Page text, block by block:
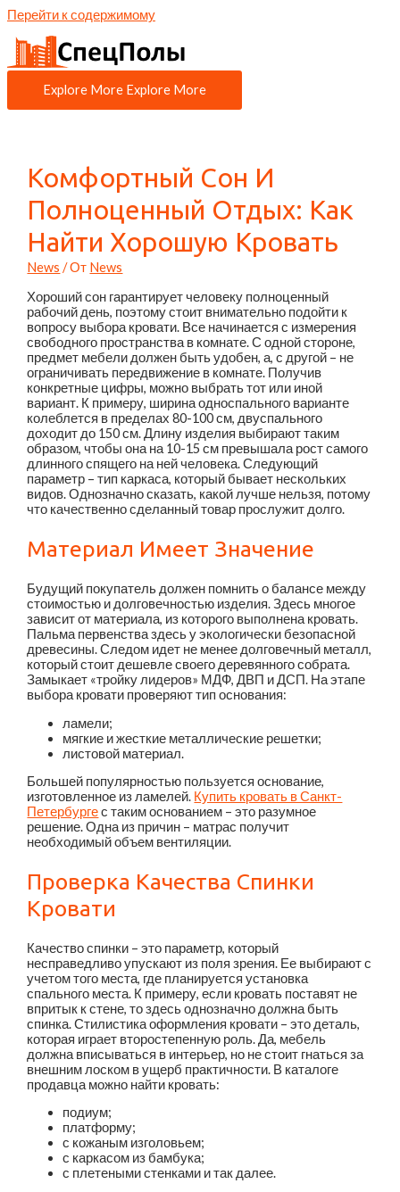
Перейти к содержимому
Explore More Explore More
Комфортный Сон И
Полноценный Отдых: Как
Найти Хорошую Кровать
News / От News
Хороший сон гарантирует человеку полноценный
рабочий день, поэтому стоит внимательно подойти к
вопросу выбора кровати. Все начинается с измерения
свободного пространства в комнате. С одной стороне,
предмет мебели должен быть удобен, а, с другой – не
ограничивать передвижение в комнате. Получив
конкретные цифры, можно выбрать тот или иной
вариант. К примеру, ширина односпального варианте
колеблется в пределах 80-100 см, двуспального
доходит до 150 см. Длину изделия выбирают таким
образом, чтобы она на 10-15 см превышала рост самого
длинного спящего на ней человека. Следующий
параметр – тип каркаса, который бывает нескольких
видов. Однозначно сказать, какой лучше нельзя, потому
что качественно сделанный товар прослужит долго.
Материал Имеет Значение
Будущий покупатель должен помнить о балансе между
стоимостью и долговечностью изделия. Здесь многое
зависит от материала, из которого выполнена кровать.
Пальма первенства здесь у экологически безопасной
древесины. Следом идет не менее долговечный металл,
который стоит дешевле своего деревянного собрата.
Замыкает «тройку лидеров» МДФ, ДВП и ДСП. На этапе
выбора кровати проверяют тип основания:
ламели;
мягкие и жесткие металлические решетки;
листовой материал.
Большей популярностью пользуется основание,
изготовленное из ламелей. Купить кровать в Санкт-
Петербургес таким основанием – это разумное
решение. Одна из причин – матрас получит
необходимый объем вентиляции.
Проверка Качества Спинки
Кровати
Качество спинки – это параметр, который
несправедливо упускают из поля зрения. Ее выбирают с
учетом того места, где планируется установка
спального места. К примеру, если кровать поставят не
впритык к стене, то здесь однозначно должна быть
спинка. Стилистика оформления кровати – это деталь,
которая играет второстепенную роль. Да, мебель
должна вписываться в интерьер, но не стоит гнаться за
внешним лоском в ущерб практичности. В каталоге
продавца можно найти кровать:
подиум;
платформу;
с кожаным изголовьем;
с каркасом из бамбука;
с плетеными стенками и так далее.